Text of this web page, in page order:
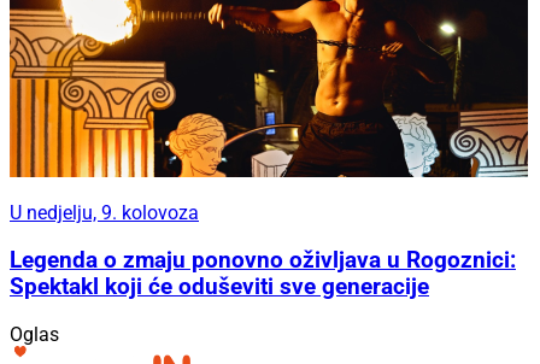
U nedjelju, 9. kolovoza
Legenda o zmaju ponovno oživljava u Rogoznici:
Spektakl koji će oduševiti sve generacije
Oglas